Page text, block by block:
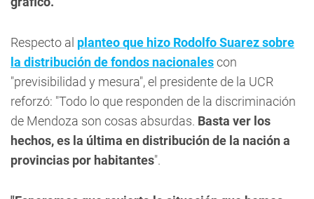
Respecto al planteo que hizo Rodolfo Suarez sobre
la distribución de fondos nacionalescon
"previsibilidad y mesura", el presidente de la UCR
reforzó: "Todo lo que responden de la discriminación
de Mendoza son cosas absurdas. Basta ver los
hechos, es la última en distribución de la nación a
provincias por habitantes".